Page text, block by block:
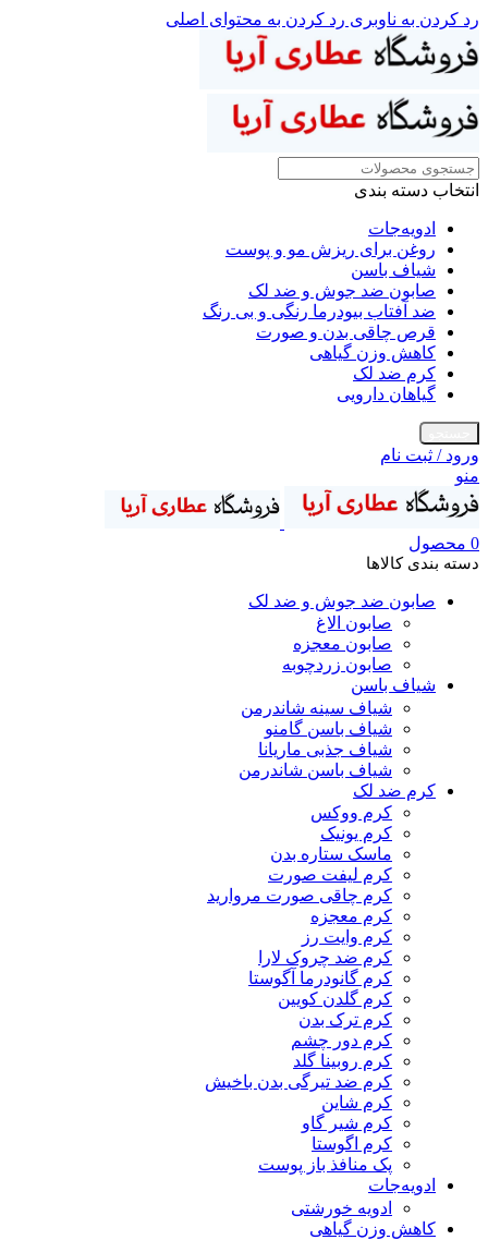
رد کردن به ناوبری رد کردن به محتوای اصلی
انتخاب دسته بندی
ادویه‌جات
روغن برای ریزش مو و پوست
شیاف باسن
صابون ضد جوش و ضد لک
ضد آفتاب بیودرما رنگی و بی رنگ
قرص چاقی بدن و صورت
کاهش وزن گیاهی
کرم ضد لک
گیاهان دارویی
ورود / ثبت نام
منو
0 محصول
دسته بندی کالاها
صابون ضد جوش و ضد لک
صابون الاغ
صابون معجزه
صابون زردچوبه
شیاف باسن
شیاف سینه شاندرمن
شیاف باسن گامنو
شیاف جذبی ماریانا
شیاف باسن شاندرمن
کرم ضد لک
کرم ووکس
کرم یونیک
ماسک ستاره بدن
کرم لیفت صورت
کرم چاقی صورت مروارید
کرم معجزه
کرم وایت رز
کرم ضد چروک لارا
کرم گانودرما آگوستا
کرم گلدن کویین
کرم ترک بدن
کرم دور چشم
کرم روبینا گلد
کرم ضد تیرگی بدن باخیش
کرم شاین
کرم شیر گاو
کرم اگوستا
پک منافذ باز پوست
ادویه‌جات
ادویه خورشتی
کاهش وزن گیاهی